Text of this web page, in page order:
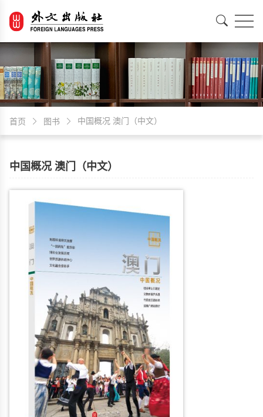
首页 图书 中国概况 澳门（中文）
中国概况 澳门（中文）